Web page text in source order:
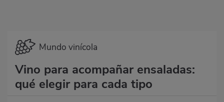
Mundo vinícola
Vino para acompañar ensaladas:
qué elegir para cada tipo